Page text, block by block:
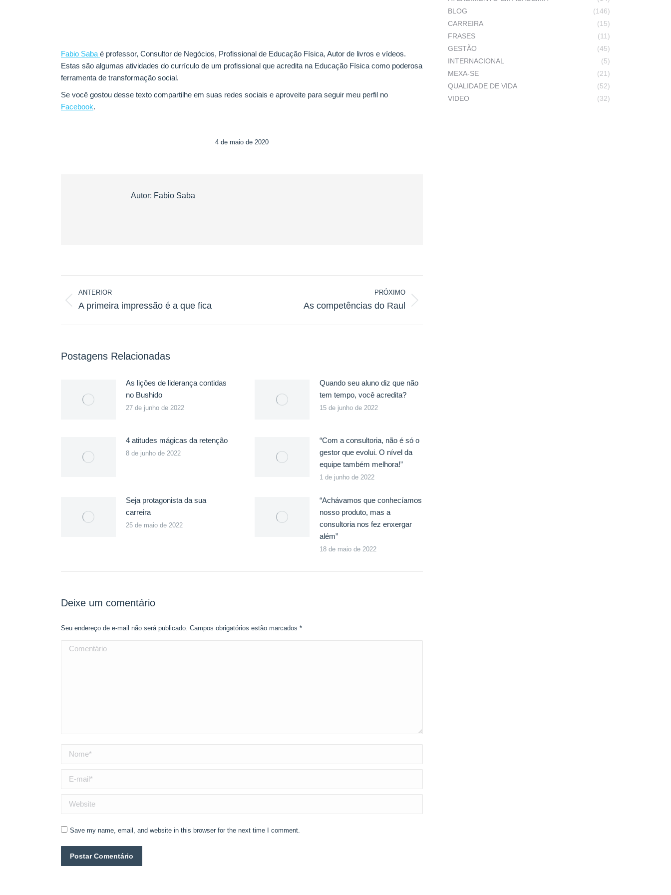
Fabio Saba é professor, Consultor de Negócios, Profissional de Educação Física, Autor de livros e vídeos.
Estas são algumas atividades do currículo de um profissional que acredita na Educação Física como poderosa
ferramenta de transformação social.
Se você gostou desse texto compartilhe em suas redes sociais e aproveite para seguir meu perfil no
Facebook.
4 de maio de 2020
Autor: Fabio Saba
de
post:
ANTERIOR
Post
A primeira impressão é a que fica
PRÓXIMO
As competências do Raul
Postagens Relacionadas
As lições de liderança contidas
no Bushido
27 de junho de 2022
Quando seu aluno diz que não
tem tempo, você acredita?
15 de junho de 2022
4 atitudes mágicas da retenção
8 de junho de 2022
“Com a consultoria, não é só o
gestor que evolui. O nível da
equipe também melhora!”
1 de junho de 2022
Seja protagonista da sua
carreira
25 de maio de 2022
“Achávamos que conhecíamos
nosso produto, mas a
consultoria nos fez enxergar
além”
18 de maio de 2022
Deixe um comentário
Seu endereço de e-mail não será publicado. Campos obrigatórios estão marcados *
Comentário
Nome *
E-mail *
Website
Save my name, email, and website in this browser for the next time I comment.
Postar Comentário
BLOG
(146)
CARREIRA
(15)
FRASES
(11)
GESTÃO
(45)
INTERNACIONAL
(5)
MEXA-SE
(21)
QUALIDADE DE VIDA
(52)
VIDEO
(32)